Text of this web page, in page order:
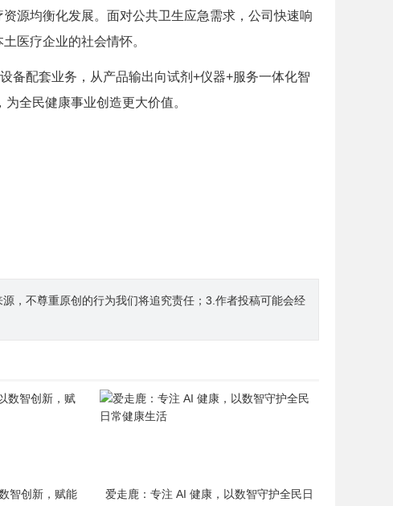
源均衡化发展。面对公共卫生应急需求，公司快速响
医疗企业的社会情怀。
备配套业务，从产品输出向试剂+仪器+服务一体化智
全民健康事业创造更大价值。
，不尊重原创的行为我们将追究责任；3.作者投稿可能会经
智创新，赋能
爱走鹿：专注 AI 健康，以数智守护全民日